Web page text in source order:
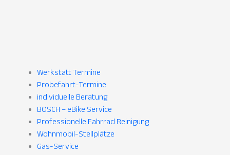
Werkstatt Termine
Probefahrt-Termine
individuelle Beratung
BOSCH – eBike Service
Professionelle Fahrrad Reinigung
Wohnmobil-Stellplätze
Gas-Service